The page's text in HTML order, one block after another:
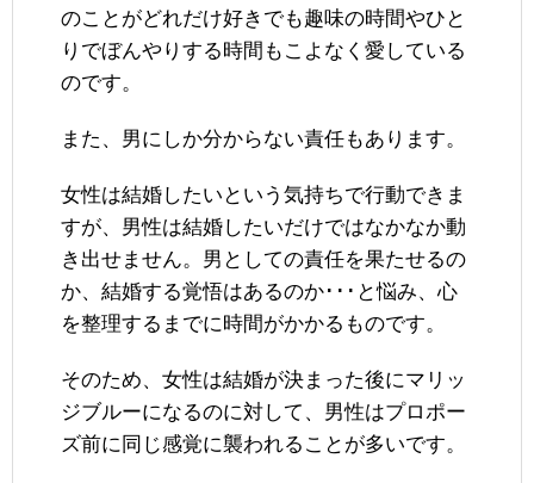
のことがどれだけ好きでも趣味の時間やひと
りでぼんやりする時間もこよなく愛している
のです。
また、男にしか分からない責任もあります。
女性は結婚したいという気持ちで行動できま
すが、男性は結婚したいだけではなかなか動
き出せません。男としての責任を果たせるの
か、結婚する覚悟はあるのか･･･と悩み、心
を整理するまでに時間がかかるものです。
そのため、女性は結婚が決まった後にマリッ
ジブルーになるのに対して、男性はプロポー
ズ前に同じ感覚に襲われることが多いです。